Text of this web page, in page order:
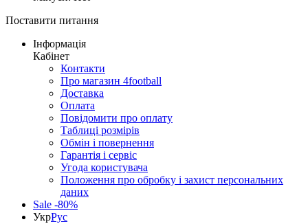
Поставити питання
Інформація
Кабінет
Контакти
Про магазин 4football
Доставка
Оплата
Повідомити про оплату
Таблиці розмірів
Обмін і повернення
Гарантія і сервіс
Угода користувача
Положення про обробку і захист персональних
даних
Sale -80%
УкрРус